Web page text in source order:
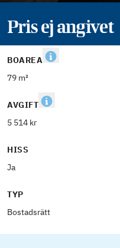
Pris ej angivet
BOAREA
79 m²
AVGIFT
5 514 kr
HISS
Ja
TYP
Bostadsrätt